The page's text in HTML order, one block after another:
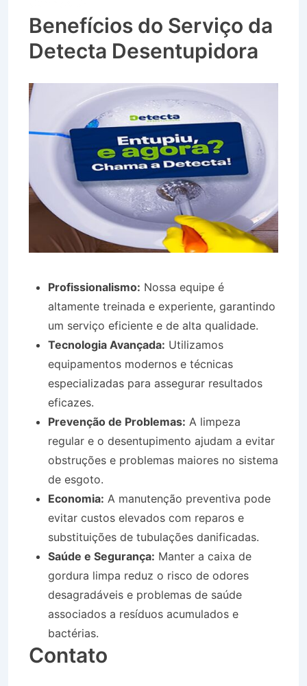
Benefícios do Serviço da
Detecta Desentupidora
Profissionalismo: Nossa equipe é
altamente treinada e experiente, garantindo
um serviço eficiente e de alta qualidade.
Tecnologia Avançada: Utilizamos
equipamentos modernos e técnicas
especializadas para assegurar resultados
eficazes.
Prevenção de Problemas: A limpeza
regular e o desentupimento ajudam a evitar
obstruções e problemas maiores no sistema
de esgoto.
Economia: A manutenção preventiva pode
evitar custos elevados com reparos e
substituições de tubulações danificadas.
Saúde e Segurança: Manter a caixa de
gordura limpa reduz o risco de odores
desagradáveis e problemas de saúde
associados a resíduos acumulados e
bactérias.
Contato